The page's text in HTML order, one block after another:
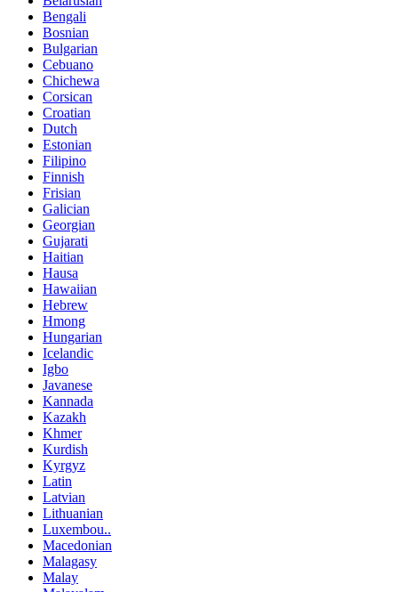
Bengali
Bosnian
Bulgarian
Cebuano
Chichewa
Corsican
Croatian
Dutch
Estonian
Filipino
Finnish
Frisian
Galician
Georgian
Gujarati
Haitian
Hausa
Hawaiian
Hebrew
Hmong
Hungarian
Icelandic
Igbo
Javanese
Kannada
Kazakh
Khmer
Kurdish
Kyrgyz
Latin
Latvian
Lithuanian
Luxembou..
Macedonian
Malagasy
Malay